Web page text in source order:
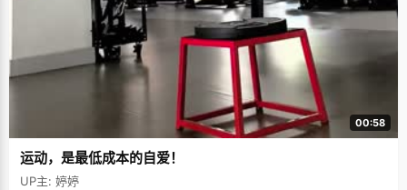
00:58
运动，是最低成本的自爱！
UP主: 婷婷